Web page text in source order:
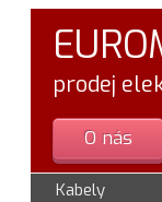
prodej
O nás
Kabely